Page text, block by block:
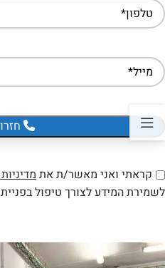
קראתי ואני מאשר/ת את
לשמירת המידע לצורך טיפול